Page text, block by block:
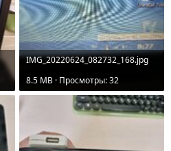
IMG_20220624_082732_168.jpg
8.5 MB · Просмотры: 32